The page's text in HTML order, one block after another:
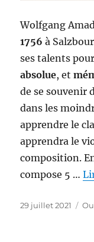
Wolfgang
1756 à
ses talents
absolue, et
de se souvenir
dans les
apprendre le
apprendra le
composition.
compose 5 …
Publié
29 juillet 2021